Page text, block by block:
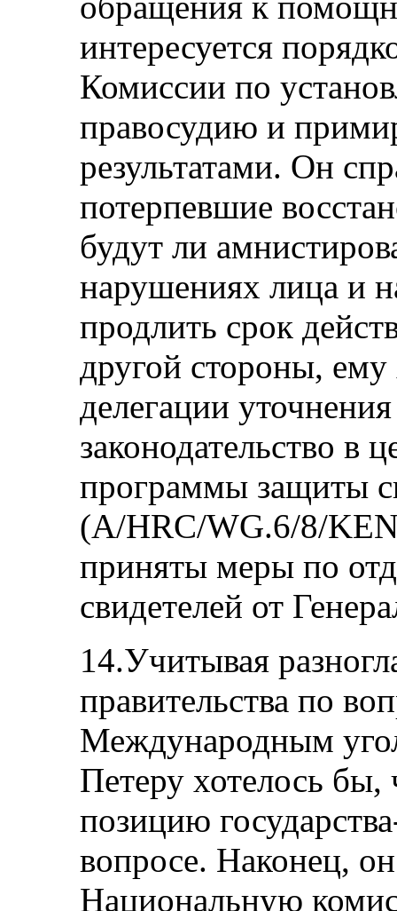
интересуется
Комиссии по
правосудию и
результатами. Он
потерпевшие
будут ли
нарушениях лица и
продлить срок
другой стороны,
делегации
законодательство в
программы защиты
(A/HRC/WG.6/8/
приняты меры по
свидетелей от
14.Учитывая
правительства по
Международным
Петеру хотелось бы,
позицию
вопросе. Наконец,
Национальную